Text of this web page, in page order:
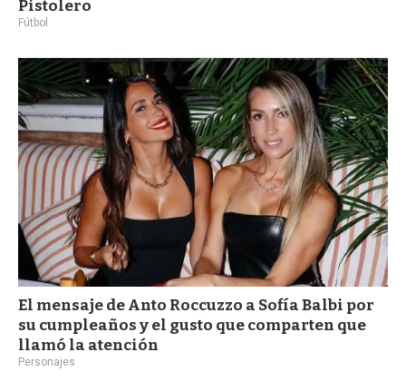
Pistolero
Fútbol
El mensaje de Anto Roccuzzo a Sofía Balbi por
su cumpleaños y el gusto que comparten que
llamó la atención
Personajes